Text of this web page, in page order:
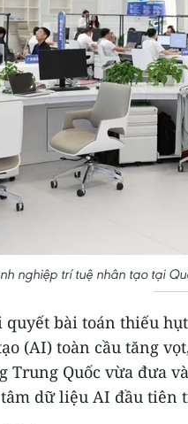
nghiệp trí tuệ nhân tạo tại
quyết bài toán thiếu
(AI) toàn cầu tăng
Trung Quốc vừa đưa
dữ liệu AI đầu tiên